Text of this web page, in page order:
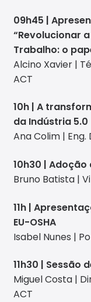
09h45 |
“Revolucionar
Trabalho: o
Alcino Xavier |
ACT
10h | A
da Indústria 5.0
Ana Colim | Eng.
10h30 |
Bruno Batista |
11h |
EU-OSHA
Isabel Nunes |
11h30 | Sessão
Miguel Costa |
ACT